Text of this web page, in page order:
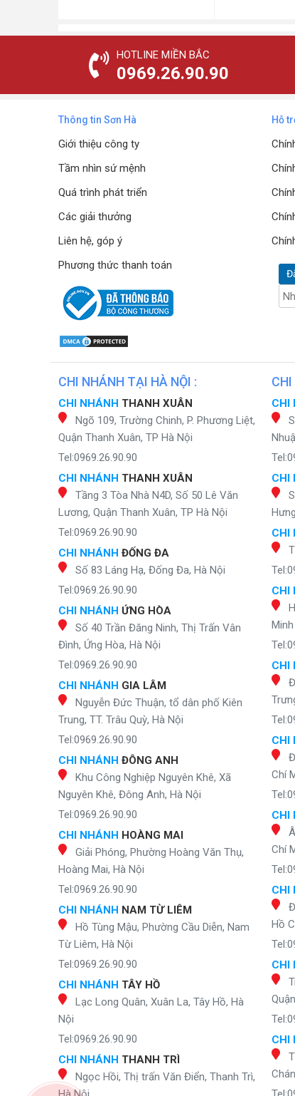
HOTLINE MIỀN BẮC
0969.26.90.90
Thông tin Sơn Hà
Giới thiệu công ty
Tầm nhìn sứ mệnh
Quá trình phát triển
Các giải thưởng
Liên hệ, góp ý
Phương thức thanh toán
Hỗ
CHI NHÁNH TẠI HÀ NỘI :
CHI NHÁNH THANH XUÂN
Ngõ 109, Trường Chinh, P. Phương Liệt,
Quận Thanh Xuân, TP Hà Nội
Tel:0969.26.90.90
CHI NHÁNH THANH XUÂN
Tầng 3 Tòa Nhà N4D, Số 50 Lê Văn
Lương, Quận Thanh Xuân, TP Hà Nội
Tel:0969.26.90.90
CHI NHÁNH ĐỐNG ĐA
Số 83 Láng Hạ, Đống Đa, Hà Nội
Tel:0969.26.90.90
CHI NHÁNH ỨNG HÒA
Số 40 Trần Đăng Ninh, Thị Trấn Vân
Đình, Ứng Hòa, Hà Nội
Tel:0969.26.90.90
CHI NHÁNH GIA LÂM
Nguyễn Đức Thuận, tổ dân phố Kiên
Trung, TT. Trâu Quỳ, Hà Nội
Tel:0969.26.90.90
CHI NHÁNH ĐÔNG ANH
Khu Công Nghiệp Nguyên Khê, Xã
Nguyên Khê, Đông Anh, Hà Nội
Tel:0969.26.90.90
CHI NHÁNH HOÀNG MAI
Giải Phóng, Phường Hoàng Văn Thụ,
Hoàng Mai, Hà Nội
Tel:0969.26.90.90
CHI NHÁNH NAM TỪ LIÊM
Hồ Tùng Mậu, Phường Cầu Diễn, Nam
Từ Liêm, Hà Nội
Tel:0969.26.90.90
CHI NHÁNH TÂY HỒ
Lạc Long Quân, Xuân La, Tây Hồ, Hà
Nội
Tel:0969.26.90.90
CHI NHÁNH THANH TRÌ
Ngọc Hồi, Thị trấn Văn Điển, Thanh Trì,
CHI
CHI
CHI
CHI
Minh
CHI
CHI
Chí
CHI
Chí
CHI
Hồ
CHI
CHI